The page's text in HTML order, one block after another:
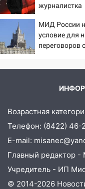
20:22
жительницу
19:14
Житель
подвез троих
Ульяновской
18:00
экстрим: в
большой
17:30 Где есть
августа
17:05 «Обыск»
журналистка
Бондарчука и
МИД России
условие для
переговоров
Возрастная
Телефон: (8422) 46-
E-mail:
Главный редактор
Учредитель - ИП
© 2014-2026